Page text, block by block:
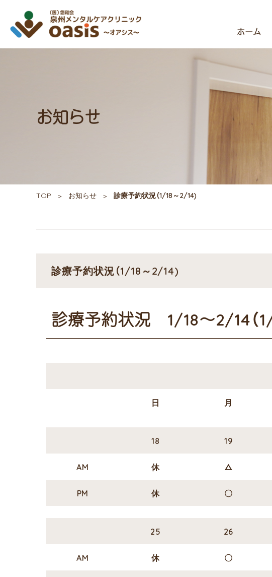
ホーム
お知らせ
TOP お知らせ 診療予約状況（1/18～2/14)
診療予約状況（1/18～2/14)
診療予約状況 1/18～2/14（1/
日 月
18 19
AM 休 △
PM 休 〇
25 26
AM 休 〇